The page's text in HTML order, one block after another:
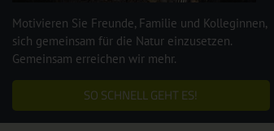
Motivieren Sie Freunde, Familie und Kolleginnen,
sich gemeinsam für die Natur einzusetzen.
Gemeinsam erreichen wir mehr.
SO SCHNELL GEHT ES!